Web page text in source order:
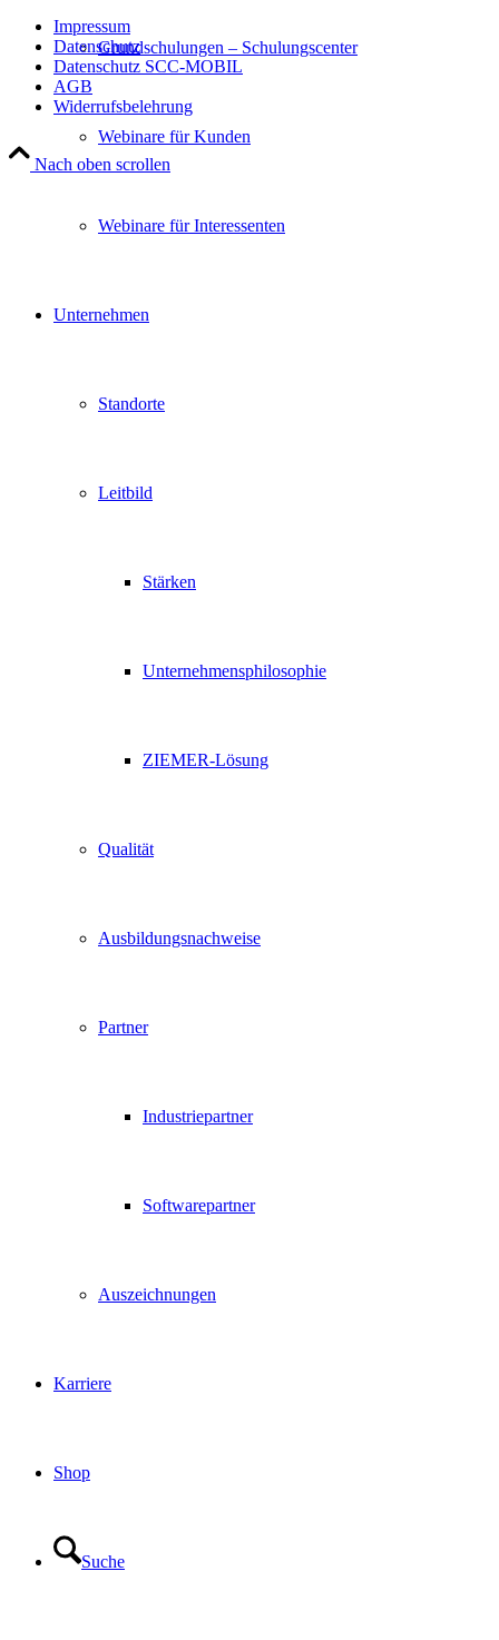
Grundschulungen – Schulungscenter
Webinare für Kunden
Webinare für Interessenten
Unternehmen
Standorte
Leitbild
Stärken
Unternehmensphilosophie
ZIEMER-Lösung
Qualität
Ausbildungsnachweise
Partner
Industriepartner
Softwarepartner
Auszeichnungen
Karriere
Shop
Suche
Impressum
Datenschutz
Datenschutz SCC-MOBIL
AGB
Widerrufsbelehrung
Nach oben scrollen